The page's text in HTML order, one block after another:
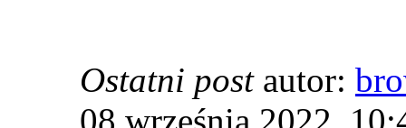
Ostatni post autor:
08 września 2022,